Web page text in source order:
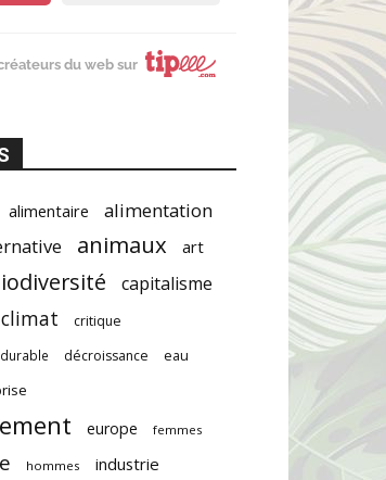
du web sur
alimentaire alimentation
animaux art
capitalisme
climat
critique
durable décroissance eau
europe femmes
hommes industrie